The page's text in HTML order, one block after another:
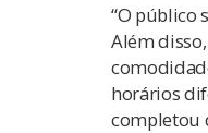
“O público
Além
horários
completou